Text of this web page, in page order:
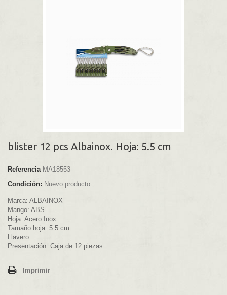
blister 12 pcs Albainox. Hoja: 5.5 cm
Referencia MA18553
Condición: Nuevo producto
Marca: ALBAINOX
Mango: ABS
Hoja: Acero Inox
Tamaño hoja: 5.5 cm
Llavero
Presentación: Caja de 12 piezas
Imprimir